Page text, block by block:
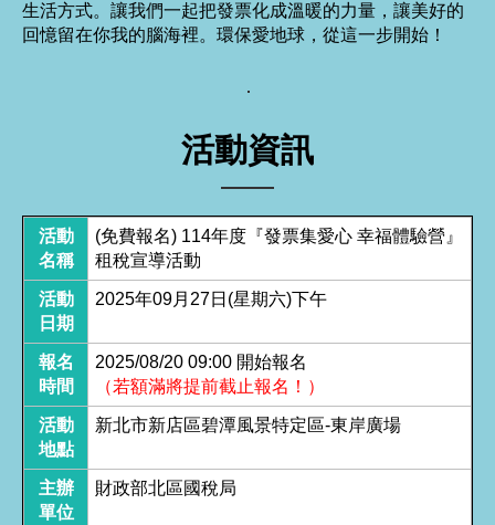
生活方式。讓我們一起把發票化成溫暖的力量，讓美好的
回憶留在你我的腦海裡。環保愛地球，從這一步開始！
活動資訊
活動
名稱
(免費報名) 114年度『發票集愛心 幸福體驗營』
租稅宣導活動
活動
日期
2025年09月27日(星期六)下午
報名
時間
2025/08/20 09:00 開始報名
（若額滿將提前截止報名！）
活動
地點
新北市新店區碧潭風景特定區-東岸廣場
主辦
單位
財政部北區國稅局